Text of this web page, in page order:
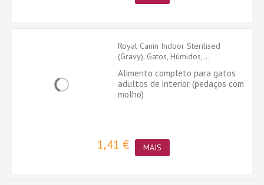
Royal Canin Indoor Sterilised
(Gravy), Gatos, Húmidos,...
Alimento completo para gatos
adultos de interior (pedaços com
molho)
1,41 € MAIS